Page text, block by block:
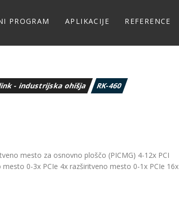
PROGRAM APLIKACIJE REFERENCE
- industrijska ohišja RK-460
mesto za osnovno ploščo (PICMG) 4-12x PCI
0-3x PCIe 4x razširitveno mesto 0-1x PCIe 16x